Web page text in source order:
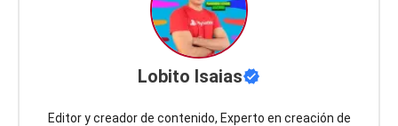
Lobito Isaias
Editor y creador de contenido, Experto en creación de